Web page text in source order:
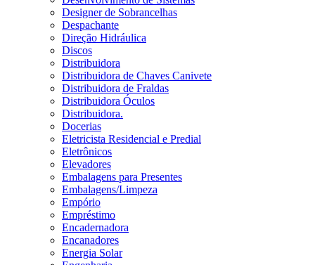
Designer de Sobrancelhas
Despachante
Direção Hidráulica
Discos
Distribuidora
Distribuidora de Chaves Canivete
Distribuidora de Fraldas
Distribuidora Óculos
Distribuidora.
Docerias
Eletricista Residencial e Predial
Eletrônicos
Elevadores
Embalagens para Presentes
Embalagens/Limpeza
Empório
Empréstimo
Encadernadora
Encanadores
Energia Solar